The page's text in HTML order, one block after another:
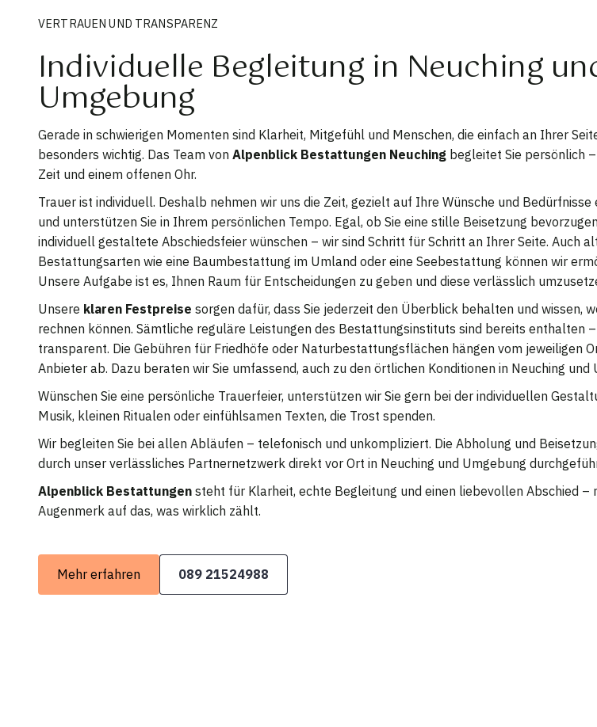
VERTRAUEN UND TRANSPARENZ
Individuelle Begleitung in Neuching
Umgebung
Gerade in schwierigen Momenten sind Klarheit, Mitgefühl und Menschen, die einfach an Ihrer
besonders wichtig. Das Team von Alpenblick Bestattungen Neuching begleitet Sie persönlich
Zeit und einem offenen Ohr.
Trauer ist individuell. Deshalb nehmen wir uns die Zeit, gezielt auf Ihre Wünsche und Bedürfnisse
und unterstützen Sie in Ihrem persönlichen Tempo. Egal, ob Sie eine stille Beisetzung
individuell gestaltete Abschiedsfeier wünschen – wir sind Schritt für Schritt an Ihrer Seite. Auch
Bestattungsarten wie eine Baumbestattung im Umland oder eine Seebestattung können wir
Unsere Aufgabe ist es, Ihnen Raum für Entscheidungen zu geben und diese verlässlich
Unsere klaren Festpreise sorgen dafür, dass Sie jederzeit den Überblick behalten und wissen,
rechnen können. Sämtliche reguläre Leistungen des Bestattungsinstituts sind bereits enthalten
transparent. Die Gebühren für Friedhöfe oder Naturbestattungsflächen hängen vom jeweiligen
Anbieter ab. Dazu beraten wir Sie umfassend, auch zu den örtlichen Konditionen in Neuching und
Wünschen Sie eine persönliche Trauerfeier, unterstützen wir Sie gern bei der individuellen
Musik, kleinen Ritualen oder einfühlsamen Texten, die Trost spenden.
Wir begleiten Sie bei allen Abläufen – telefonisch und unkompliziert. Die Abholung und
durch unser verlässliches Partnernetzwerk direkt vor Ort in Neuching und Umgebung
Alpenblick Bestattungen steht für Klarheit, echte Begleitung und einen liebevollen Abschied –
Augenmerk auf das, was wirklich zählt.
Mehr erfahren 089 21524988